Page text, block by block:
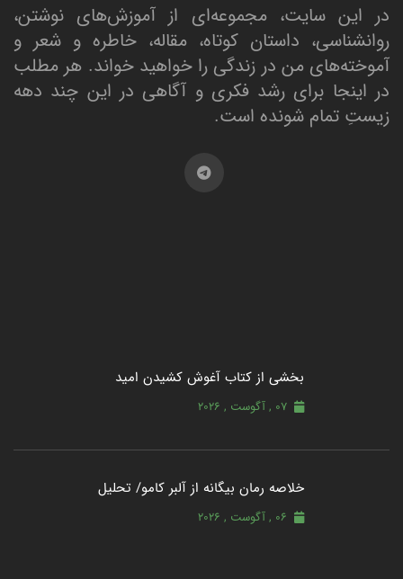
در این سایت، مجموعه‌ای از آموزش‌های نوشتن،
روانشناسی، داستان کوتاه، مقاله، خاطره و شعر و
آموخته‌های من در زندگی را خواهید خواند. هر مطلب
در اینجا برای رشد فکری و آگاهی در این چند دهه
زیستِ تمام شونده است.
بخشی از کتاب آغوش کشیدن امید
07 , آگوست , 2026
خلاصه رمان بیگانه از آلبر کامو/ تحلیل
06 , آگوست , 2026